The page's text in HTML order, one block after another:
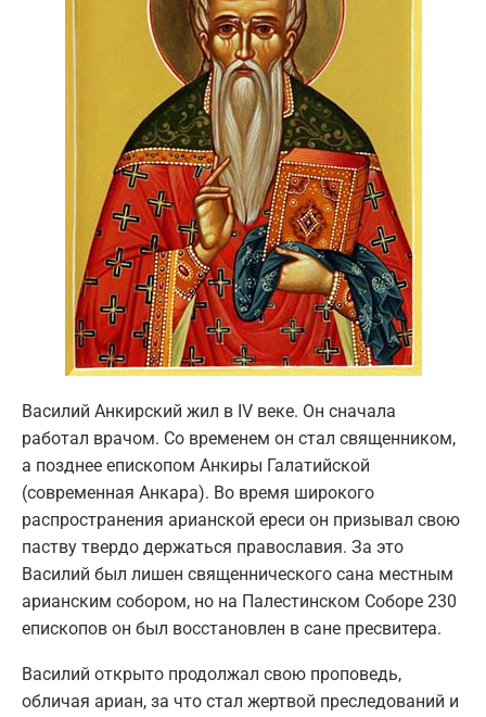
Василий Анкирский жил в IV веке. Он сначала
работал врачом. Со временем он стал священником,
а позднее епископом Анкиры Галатийской
(современная Анкара). Во время широкого
распространения арианской ереси он призывал свою
паству твердо держаться православия. За это
Василий был лишен священнического сана местным
арианским собором, но на Палестинском Соборе 230
епископов он был восстановлен в сане пресвитера.
Василий открыто продолжал свою проповедь,
обличая ариан, за что стал жертвой преследований и